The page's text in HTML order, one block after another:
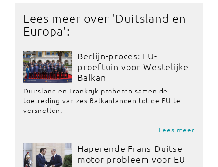
Lees meer over 'Duitsland en
Europa':
Berlijn-proces: EU-
proeftuin voor Westelijke
Balkan
Duitsland en Frankrijk proberen samen de
toetreding van zes Balkanlanden tot de EU te
versnellen.
Lees meer
Haperende Frans-Duitse
motor probleem voor EU